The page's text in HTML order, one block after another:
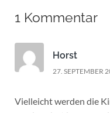
1 Kommentar
Horst
27. SEPTEMBER
Vielleicht werden die